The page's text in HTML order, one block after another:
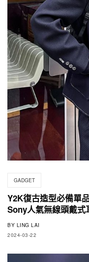
GADGET
Y2K復古造型必備單
Sony人氣無線頭戴式
BY LING LAI
2024-03-22